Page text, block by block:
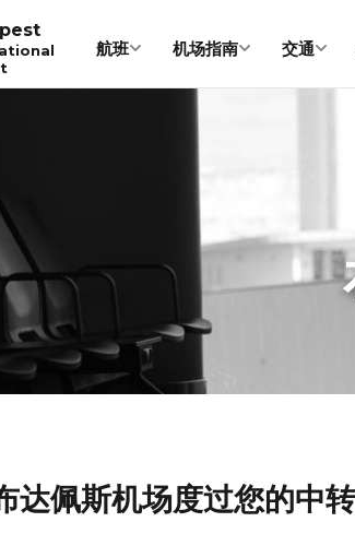
航班 机场指南 交通
达佩斯机场度过您的中